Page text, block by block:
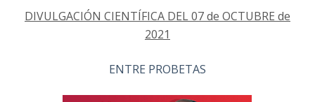
DIVULGACIÓN CIENTÍFICA DEL 07 de OCTUBRE de
2021
ENTRE PROBETAS